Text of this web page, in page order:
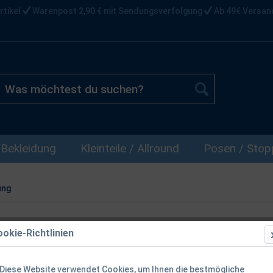
Warenpost 2,90 € mit Sendungsverfolgung Ab 49€
Bekleidung Kleinteile / Allround Posen /
Richtlinien
Diese Website verwendet Cookies, um Ihnen die bestmögliche